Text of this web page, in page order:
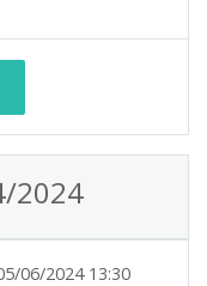
2024
06/2024 13:30